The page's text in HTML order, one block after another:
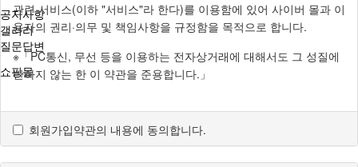
공지사항
갤러리
질문답변
쇼핑몰
관련 서비스(이하 "서비스"라 한다)를 이용함에 있어 사이버 몰과 이
용자의 권리·의무 및 책임사항을 규정함을 목적으로 합니다.
※「PC통신, 무선 등을 이용하는 전자상거래에 대해서도 그 성질에
반하지 않는 한 이 약관을 준용합니다.」
제2조 정의
"몰" 이란 "회사"가 재화 또는 용역(이하 "재화 등" 이라 함)을
이용자에게 제공하기 위하여 컴퓨터등 정보통신설비를
회원가입약관의 내용에 동의합니다.